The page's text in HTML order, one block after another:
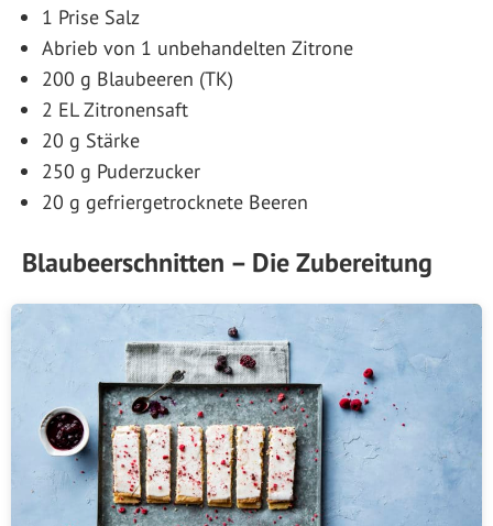
1 Prise Salz
Abrieb von 1 unbehandelten Zitrone
200 g Blaubeeren (TK)
2 EL Zitronensaft
20 g Stärke
250 g Puderzucker
20 g gefriergetrocknete Beeren
Blaubeerschnitten – Die Zubereitung